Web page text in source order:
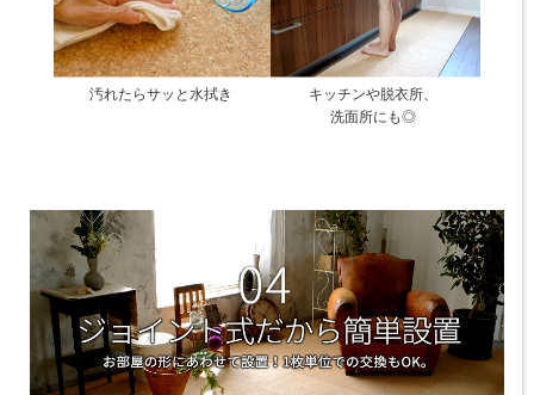
汚れたらサッと水拭き
キッチンや脱衣所、
洗面所にも◎